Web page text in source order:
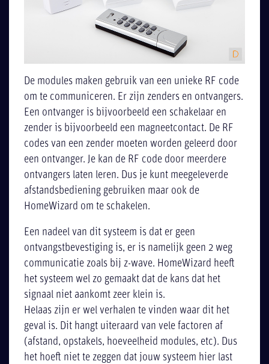
De modules maken gebruik van een unieke RF code
om te communiceren. Er zijn zenders en ontvangers.
Een ontvanger is bijvoorbeeld een schakelaar en
zender is bijvoorbeeld een magneetcontact. De RF
codes van een zender moeten worden geleerd door
een ontvanger. Je kan de RF code door meerdere
ontvangers laten leren. Dus je kunt meegeleverde
afstandsbediening gebruiken maar ook de
HomeWizard om te schakelen.
Een nadeel van dit systeem is dat er geen
ontvangstbevestiging is, er is namelijk geen 2 weg
communicatie zoals bij z-wave. HomeWizard heeft
het systeem wel zo gemaakt dat de kans dat het
signaal niet aankomt zeer klein is.
Helaas zijn er wel verhalen te vinden waar dit het
geval is. Dit hangt uiteraard van vele factoren af
(afstand, opstakels, hoeveelheid modules, etc). Dus
het hoeft niet te zeggen dat jouw systeem hier last